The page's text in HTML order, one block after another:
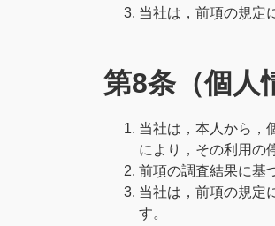
当社は，前項の規定
第8条（個人
当社は，本人から，
により，その利用の
前項の調査結果に基
当社は，前項の規定
す。